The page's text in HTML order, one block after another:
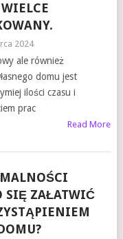
2024
ale również
domu jest
ilości czasu i
prac
Read More
SIĘ ZAŁATWIĆ